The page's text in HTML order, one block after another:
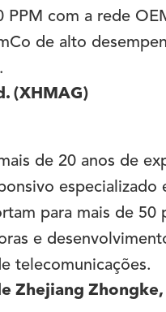
PPM com a rede
de alto
(XHMAG)
de 20 anos de
especializado
para mais de 50
e
telecomunicações.
Zhejiang Zhongke,